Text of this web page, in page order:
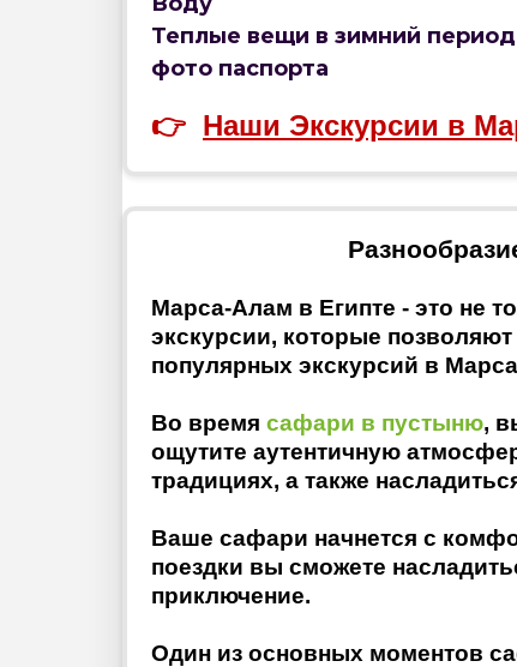
Теплые вещи в зимний период
фото паспорта
👉 Наши Экскурсии в
Марса-Алам в Египте - это не
экскурсии, которые
популярных экскурсий в
Во время сафари в пустыню,
ощутите аутентичную
традициях, а также
Ваше сафари начнется с
поездки вы сможете
приключение.
Один из основных моментов